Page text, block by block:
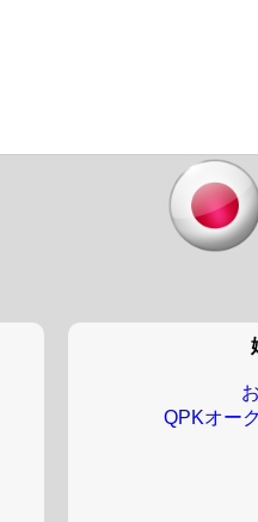
QPKオー